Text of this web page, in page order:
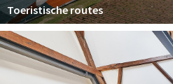
Toeristische routes